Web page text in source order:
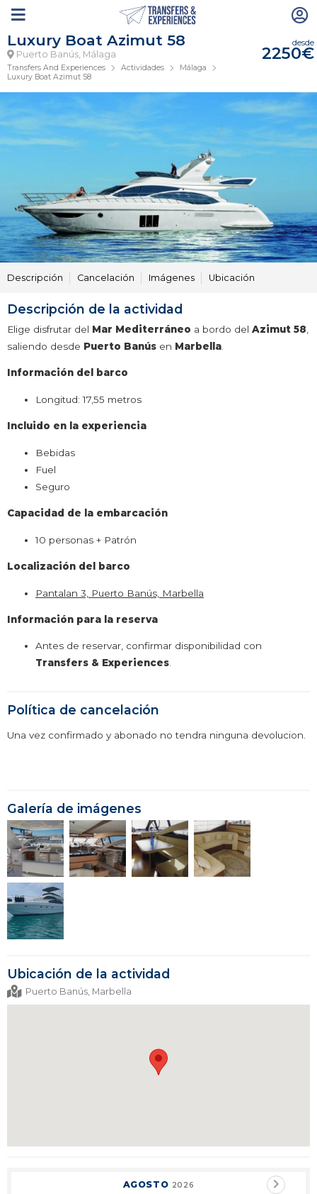
Luxury Boat Azimut 58
Puerto Banús, Málaga
desde
2250€
Transfers And Experiences Actividades
Málaga
Luxury Boat Azimut 58
Descripción Cancelación Imágenes Ubicación
Descripción de la actividad
Elige disfrutar del Mar Mediterráneo a bordo del Azimut 58
saliendo desde Puerto Banús en Marbella
Información del barco
Longitud: 17,55 metros
Incluido en la experiencia
Bebidas
Fuel
Seguro
Capacidad de la embarcación
10 personas + Patrón
Localización del barco
Pantalan 3, Puerto Banús, Marbella
Información para la reserva
Antes de reservar, confirmar disponibilidad con
Transfers & Experiences.
Política de cancelación
Una vez confirmado y abonado no tendra ninguna devolucion.
Galería de imágenes
Ubicación de la actividad
Puerto Banús, Marbella
AGOSTO 2026